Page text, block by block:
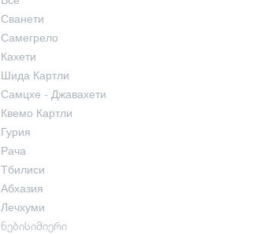
Сванети
Самегрело
Кахети
Шида Картли
Самцхе - Джавахети
Квемо Картли
Гурия
Рача
Тбилиси
Абхазия
Лечхуми
ნებისიმიერი